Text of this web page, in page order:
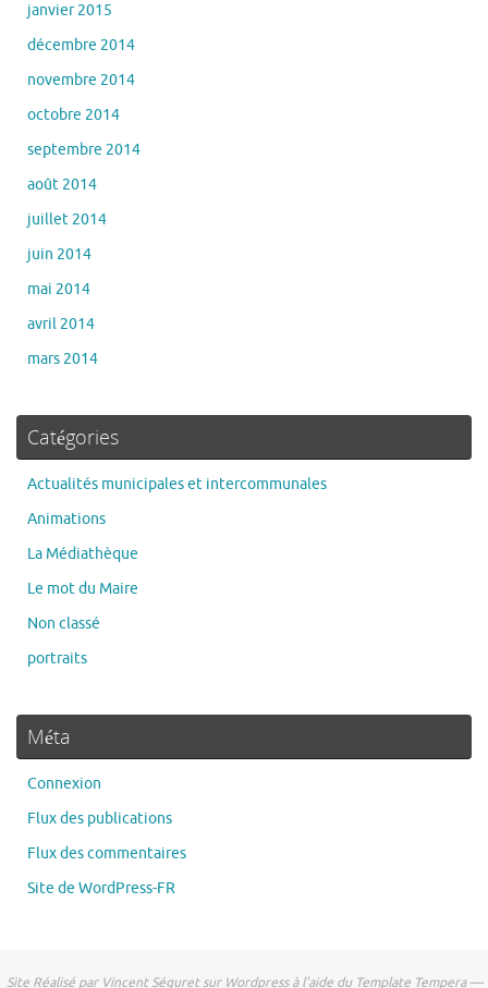
janvier 2015
décembre 2014
novembre 2014
octobre 2014
septembre 2014
août 2014
juillet 2014
juin 2014
mai 2014
avril 2014
mars 2014
Catégories
Actualités municipales et intercommunales
Animations
La Médiathèque
Le mot du Maire
Non classé
portraits
Méta
Connexion
Flux des publications
Flux des commentaires
Site de WordPress-FR
Site Réalisé par Vincent Séguret sur Wordpress à l'aide du Template Tempera —